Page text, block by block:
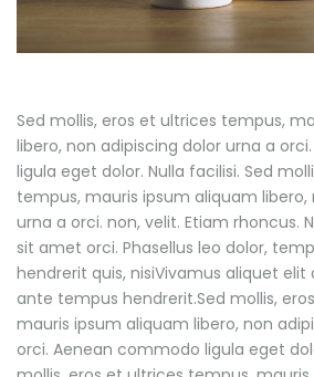
Sed mollis, eros et ultrices tempus,
libero, non adipiscing dolor urna a
ligula eget dolor. Nulla facilisi. Sed
tempus, mauris ipsum aliquam libero,
urna a orci. non, velit. Etiam rhoncus.
sit amet orci. Phasellus leo dolor,
hendrerit quis, nisiVivamus aliquet elit
ante tempus hendrerit.Sed mollis,
mauris ipsum aliquam libero, non
orci. Aenean commodo ligula eget